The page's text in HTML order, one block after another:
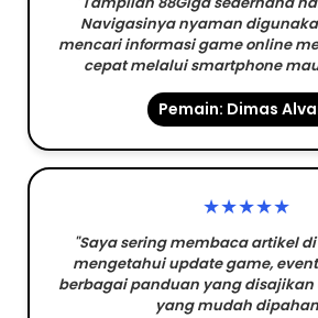
Navigasinya nyaman
mencari informasi game online
cepat melalui smartphone
Pemain: Dimas
★★★★★
"Saya sering membaca artikel
mengetahui update game,
berbagai panduan yang disajikan
yang mudah